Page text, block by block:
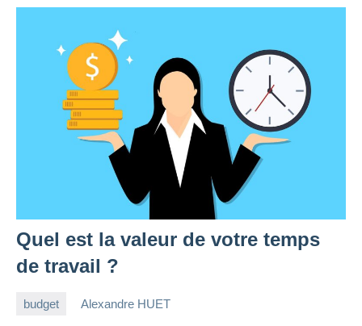
Quel est la valeur de votre temps
de travail ?
budget Alexandre HUET